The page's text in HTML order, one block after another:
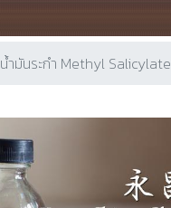
น้ำมันระกำ Methyl Salicylate